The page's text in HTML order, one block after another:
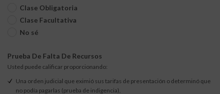
Clase Obligatoria
Clase Facultativa
No sé
Prueba De Falta De Recursos
Usted puede calificar proporcionando:
Una orden judicial que eximió sus tarifas de presentación o determinó que
no podía pagarlas (prueba de indigencia),